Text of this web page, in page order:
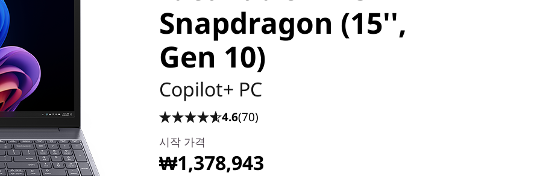
Gen 10)
Snapdragon (15'',
Gen 10)
Copilot+ PC
4.6(70)
시작 가격
₩1,378,943